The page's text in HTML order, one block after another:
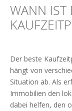
WANN IST
Der beste
hängt von
Situation ab. Als
Immobilien den
dabei helfen, den